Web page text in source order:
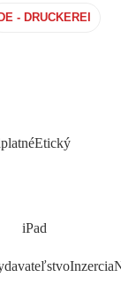
DE - DRUCKEREI
Etický
iPad
Inzercia